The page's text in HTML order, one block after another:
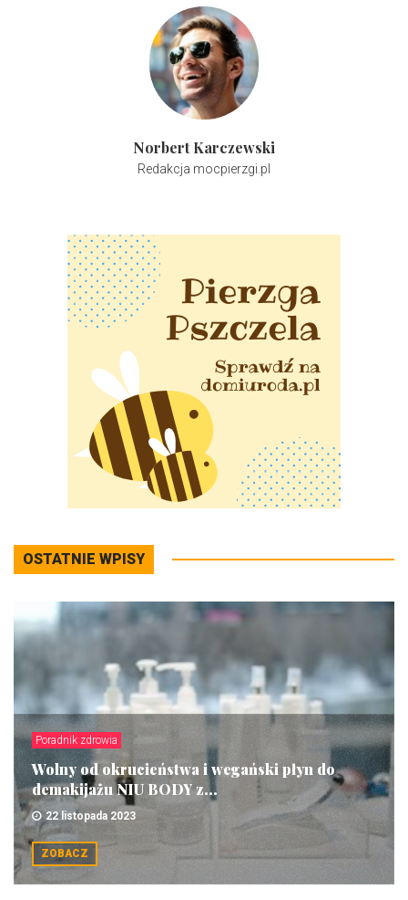
Norbert Karczewski
Redakcja mocpierzgi.pl
OSTATNIE WPISY
Poradnik zdrowia
Wolny od okrucieństwa i wegański płyn do
demakijażu NIU BODY z...
22 listopada 2023
ZOBACZ